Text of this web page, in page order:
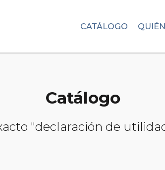
CATÁLOGO
Catálogo
"declaración de